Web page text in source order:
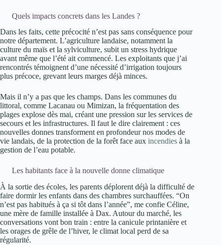
Quels impacts concrets dans les Landes ?
Dans les faits, cette précocité n’est pas sans conséquence pour
notre département. L’agriculture landaise, notamment la
culture du maïs et la sylviculture, subit un stress hydrique
avant même que l’été ait commencé. Les exploitants que j’ai
rencontrés témoignent d’une nécessité d’irrigation toujours
plus précoce, grevant leurs marges déjà minces.
Mais il n’y a pas que les champs. Dans les communes du
littoral, comme Lacanau ou Mimizan, la fréquentation des
plages explose dès mai, créant une pression sur les services de
secours et les infrastructures. Il faut le dire clairement : ces
nouvelles donnes transforment en profondeur nos modes de
vie landais, de la protection de la forêt face aux incendies à la
gestion de l’eau potable.
Les habitants face à la nouvelle donne climatique
À la sortie des écoles, les parents déplorent déjà la difficulté de
faire dormir les enfants dans des chambres surchauffées. “On
n’est pas habitués à ça si tôt dans l’année”, me confie Céline,
une mère de famille installée à Dax. Autour du marché, les
conversations vont bon train : entre la canicule printanière et
les orages de grêle de l’hiver, le climat local perd de sa
régularité.